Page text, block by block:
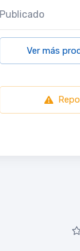
Publicado
Ver más